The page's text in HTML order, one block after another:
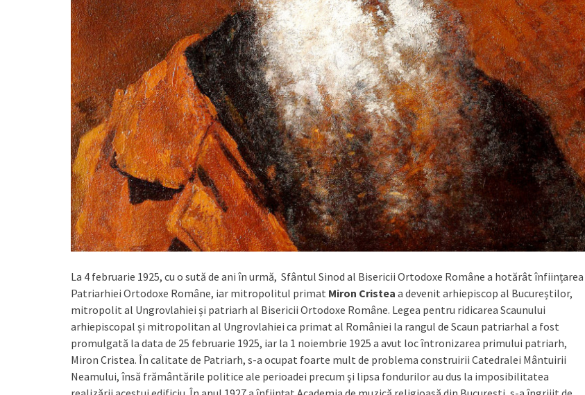
La 4 februarie 1925, cu o sută de ani în urmă, Sfântul Sinod al Bisericii Ortodoxe Române a hotărât înființarea
Patriarhiei Ortodoxe Române, iar mitropolitul primat Miron Cristea a devenit arhiepiscop al Bucureștilor,
mitropolit al Ungrovlahiei și patriarh al Bisericii Ortodoxe Române. Legea pentru ridicarea Scaunului
arhiepiscopal și mitropolitan al Ungrovlahiei ca primat al României la rangul de Scaun patriarhal a fost
promulgată la data de 25 februarie 1925, iar la 1 noiembrie 1925 a avut loc întronizarea primului patriarh,
Miron Cristea. În calitate de Patriarh, s-a ocupat foarte mult de problema construirii Catedralei Mântuirii
Neamului, însă frământările politice ale perioadei precum şi lipsa fondurilor au dus la imposibilitatea